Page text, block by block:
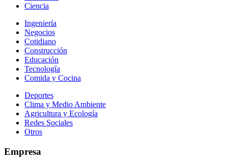
Ciencia
Ingeniería
Negocios
Cotidiano
Construcción
Educación
Tecnología
Comida y Cocina
Deportes
Clima y Medio Ambiente
Agricultura y Ecología
Redes Sociales
Otros
Empresa